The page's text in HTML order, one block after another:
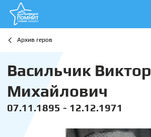
Архив геров
Васильчик Виктор
Михайлович
07.11.1895 - 12.12.1971